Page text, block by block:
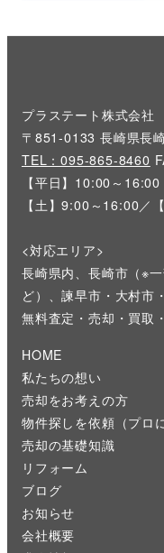
プラステート株式会社
〒851-0133 長崎県長
TEL：095-865-8460
【平日】10:00～16:00
【土】9:00～16:00／
<対応エリア>
長崎県内、長崎市（※
ど）、諫早市・大村市
無料査定・売却・買取
HOME
私たちの想い
売却をお考えの方
物件探しを依頼（プロ
売却の基礎知識
リフォーム
ブログ
お知らせ
会社概要